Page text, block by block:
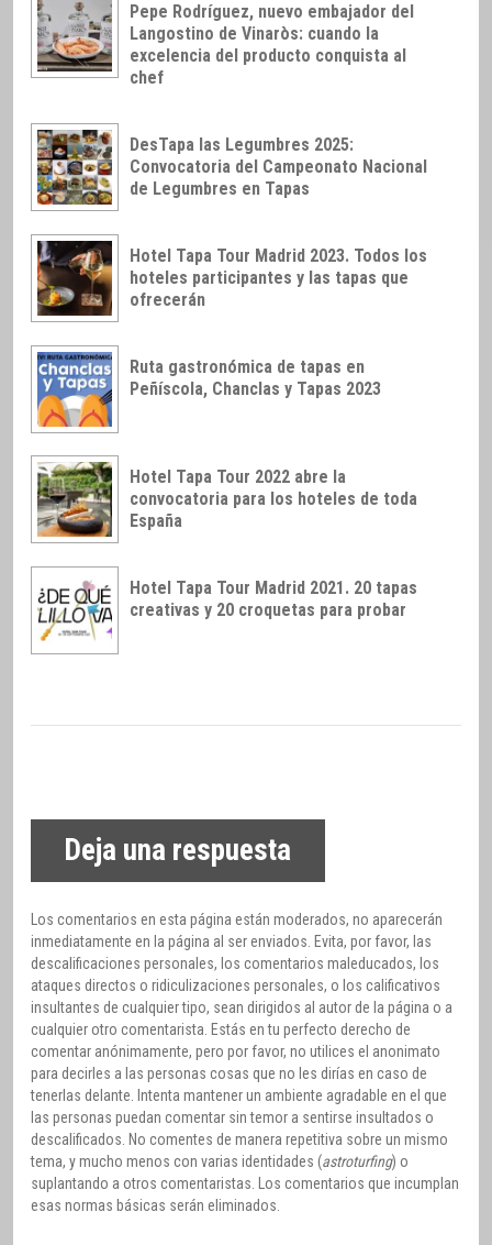
Pepe Rodríguez, nuevo embajador del
Langostino de Vinaròs: cuando la
excelencia del producto conquista al
chef
DesTapa las Legumbres 2025:
Convocatoria del Campeonato Nacional
de Legumbres en Tapas
Hotel Tapa Tour Madrid 2023. Todos los
hoteles participantes y las tapas que
ofrecerán
Ruta gastronómica de tapas en
Peñíscola, Chanclas y Tapas 2023
Hotel Tapa Tour 2022 abre la
convocatoria para los hoteles de toda
España
Hotel Tapa Tour Madrid 2021. 20 tapas
creativas y 20 croquetas para probar
Deja una respuesta
Los comentarios en esta página están moderados, no aparecerán
inmediatamente en la página al ser enviados. Evita, por favor, las
descalificaciones personales, los comentarios maleducados, los
ataques directos o ridiculizaciones personales, o los calificativos
insultantes de cualquier tipo, sean dirigidos al autor de la página o a
cualquier otro comentarista. Estás en tu perfecto derecho de
comentar anónimamente, pero por favor, no utilices el anonimato
para decirles a las personas cosas que no les dirías en caso de
tenerlas delante. Intenta mantener un ambiente agradable en el que
las personas puedan comentar sin temor a sentirse insultados o
descalificados. No comentes de manera repetitiva sobre un mismo
tema, y mucho menos con varias identidades (astroturfing) o
suplantando a otros comentaristas. Los comentarios que incumplan
esas normas básicas serán eliminados.